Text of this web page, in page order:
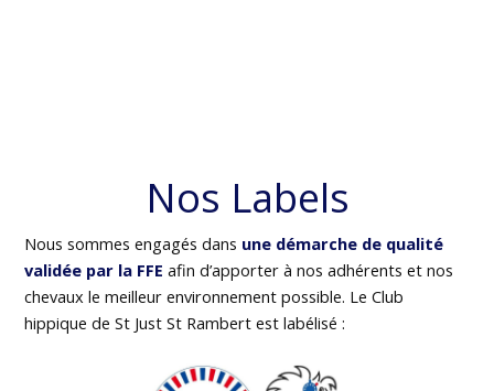
Nos Labels
Nous sommes engagés dans une démarche de qualité
validée par la FFE afin d’apporter à nos adhérents et nos
chevaux le meilleur environnement possible. Le Club
hippique de St Just St Rambert est labélisé :